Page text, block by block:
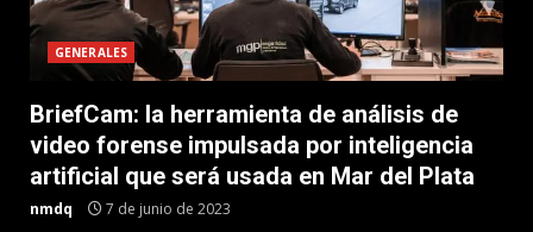
GENERALES
BriefCam: la herramienta de análisis de
video forense impulsada por inteligencia
artificial que será usada en Mar del Plata
nmdq 7 de junio de 2023